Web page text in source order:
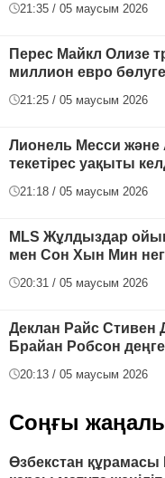
21:35 / 05 маусым 2026
Перес Майкл Олизе
миллион евро
21:25 / 05 маусым 2026
Лионель Месси және
текетірес уақыты
21:18 / 05 маусым 2026
MLS Жұлдыздар
мен Сон Хын Мин
20:31 / 05 маусым 2026
Деклан Райс Стивен
Брайан Робсон
20:13 / 05 маусым 2026
Соңғы
Өзбекстан